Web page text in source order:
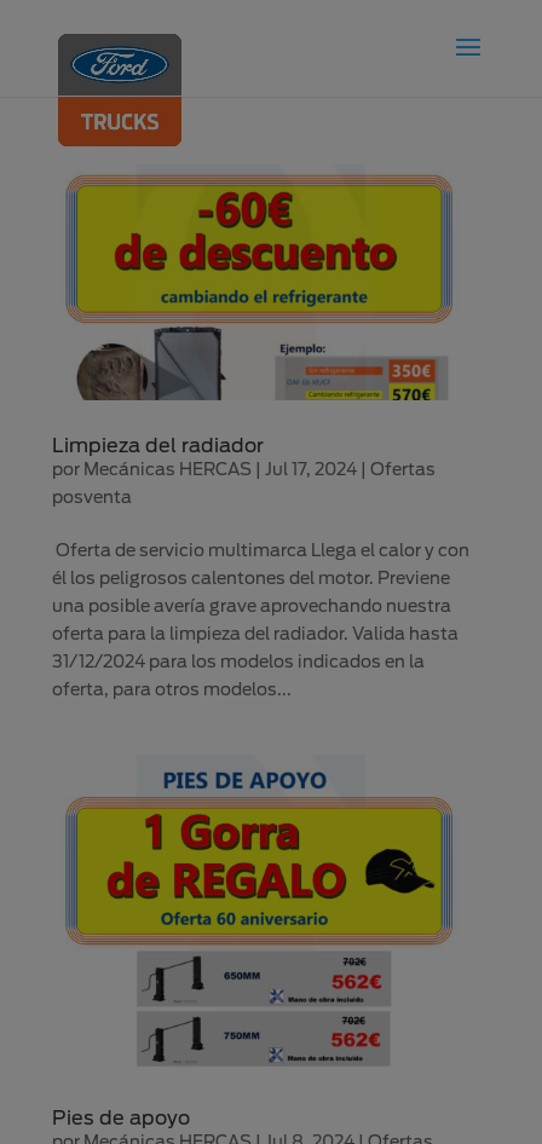
Limpieza del radiador
por Mecánicas HERCAS Jul 17, 2024 |Ofertas
posventa
Oferta de servicio multimarca Llega el calor y con
él los peligrosos calentones del motor. Previene
una posible avería grave aprovechando nuestra
oferta para la limpieza del radiador. Valida hasta
31/12/2024 para los modelos indicados en la
oferta, para otros modelos...
Pies de apoyo